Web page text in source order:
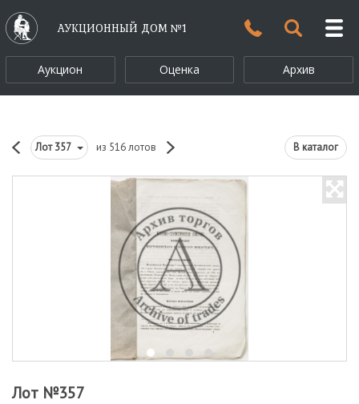
АУКЦИОННЫЙ ДОМ №1
Аукцион Оценка Архив
Лот357 из 516 лотов В каталог
Лот №357